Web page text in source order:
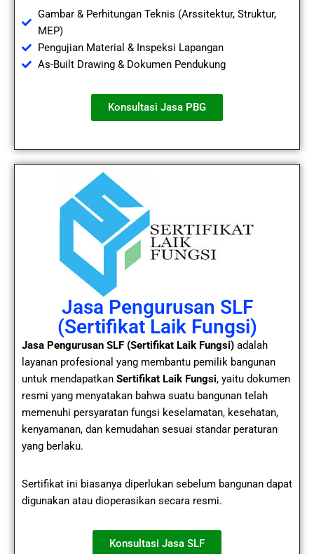
Gambar & Perhitungan Teknis (Arssitektur, Struktur,
MEP)
Pengujian Material & Inspeksi Lapangan
As-Built Drawing & Dokumen Pendukung
Konsultasi Jasa PBG
Jasa Pengurusan SLF
(Sertifikat Laik Fungsi)
Jasa Pengurusan SLF (Sertifikat Laik Fungsi) adalah
layanan profesional yang membantu pemilik bangunan
untuk mendapatkan Sertifikat Laik Fungsi, yaitu dokumen
resmi yang menyatakan bahwa suatu bangunan telah
memenuhi persyaratan fungsi keselamatan, kesehatan,
kenyamanan, dan kemudahan sesuai standar peraturan
yang berlaku.
Sertifikat ini biasanya diperlukan sebelum bangunan dapat
digunakan atau dioperasikan secara resmi.
Konsultasi Jasa SLF